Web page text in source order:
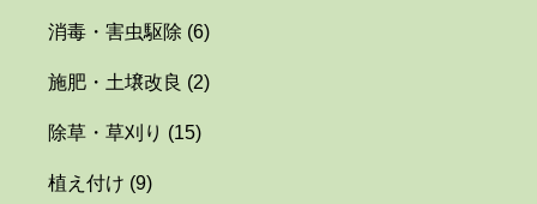
消毒・害虫駆除 (6)
施肥・土壌改良 (2)
除草・草刈り (15)
植え付け (9)